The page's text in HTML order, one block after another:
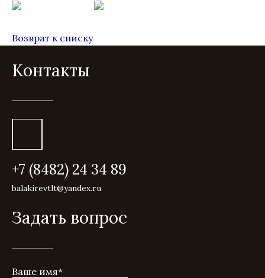
Возврат к списку
Контакты
+7 (8482) 24 34 89
balakirevtlt@yandex.ru
Задать вопрос
Ваше имя*